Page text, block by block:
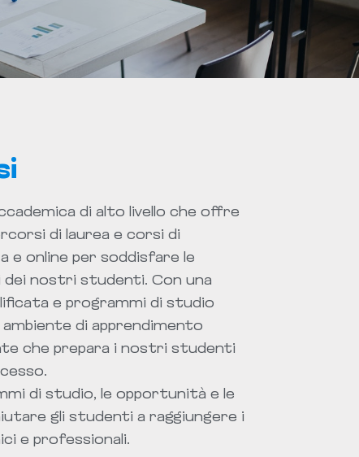
di alto livello che offre
di laurea e corsi di
e online per soddisfare le
dei nostri studenti. Con una
e programmi di studio
di apprendimento
che prepara i nostri studenti
di studio, le opportunità e le
gli studenti a raggiungere i
e professionali.